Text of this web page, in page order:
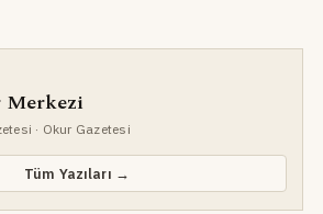
Merkezi
· Okur Gazetesi
Tüm Yazıları →